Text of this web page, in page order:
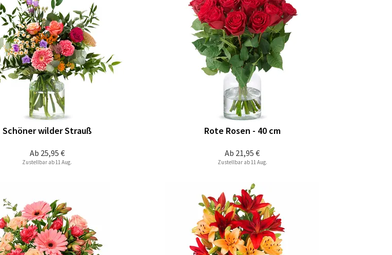
Ab 25,95 €
Schöner wilder Strauß
Zustellbar ab 11 Aug.
Ab 21,95 €
Rote Rosen - 40 cm
Zustellbar ab 11 Aug.